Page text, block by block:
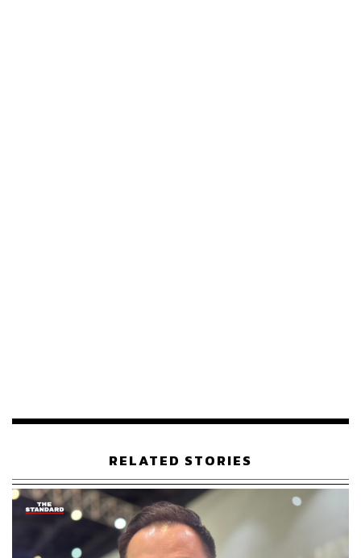
ข้อยกเว้น แต่หากความล่าช้าเกิดจากปัจจัยภายนอก เช่น
ปัญหาการเชื่อมต่อระบบไฟจากหน่วยงานอื่น หรือเหตุสุดวิสัย
ก็ต้องพิจารณาตามข้อเท็จจริง ซึ่งคณะกรรมการตรวจรับและ
วิศวกรจะต้องตรวจสอบความพร้อมให้เรียบร้อยก่อนส่งมอบ
RELATED STORIES